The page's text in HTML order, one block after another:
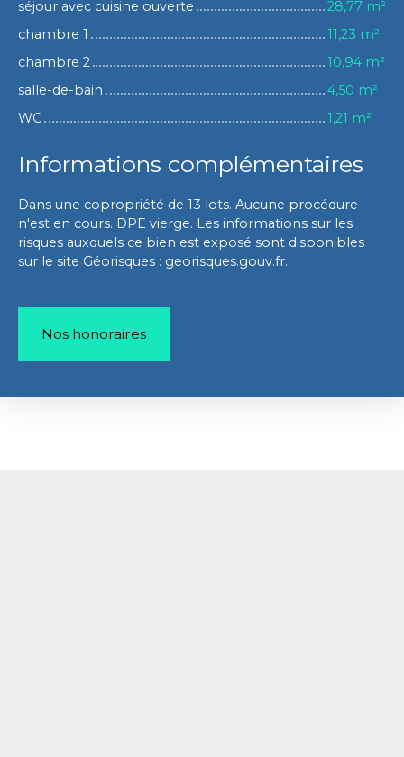
séjour avec cuisine ouverte
28,77 m²
chambre 1
11,23 m²
chambre 2
10,94 m²
salle-de-bain
4,50 m²
WC
1,21 m²
Informations complémentaires
Dans une copropriété de 13 lots. Aucune procédure
n'est en cours. DPE vierge. Les informations sur les
risques auxquels ce bien est exposé sont disponibles
sur le site Géorisques : georisques.gouv.fr.
Nos honoraires